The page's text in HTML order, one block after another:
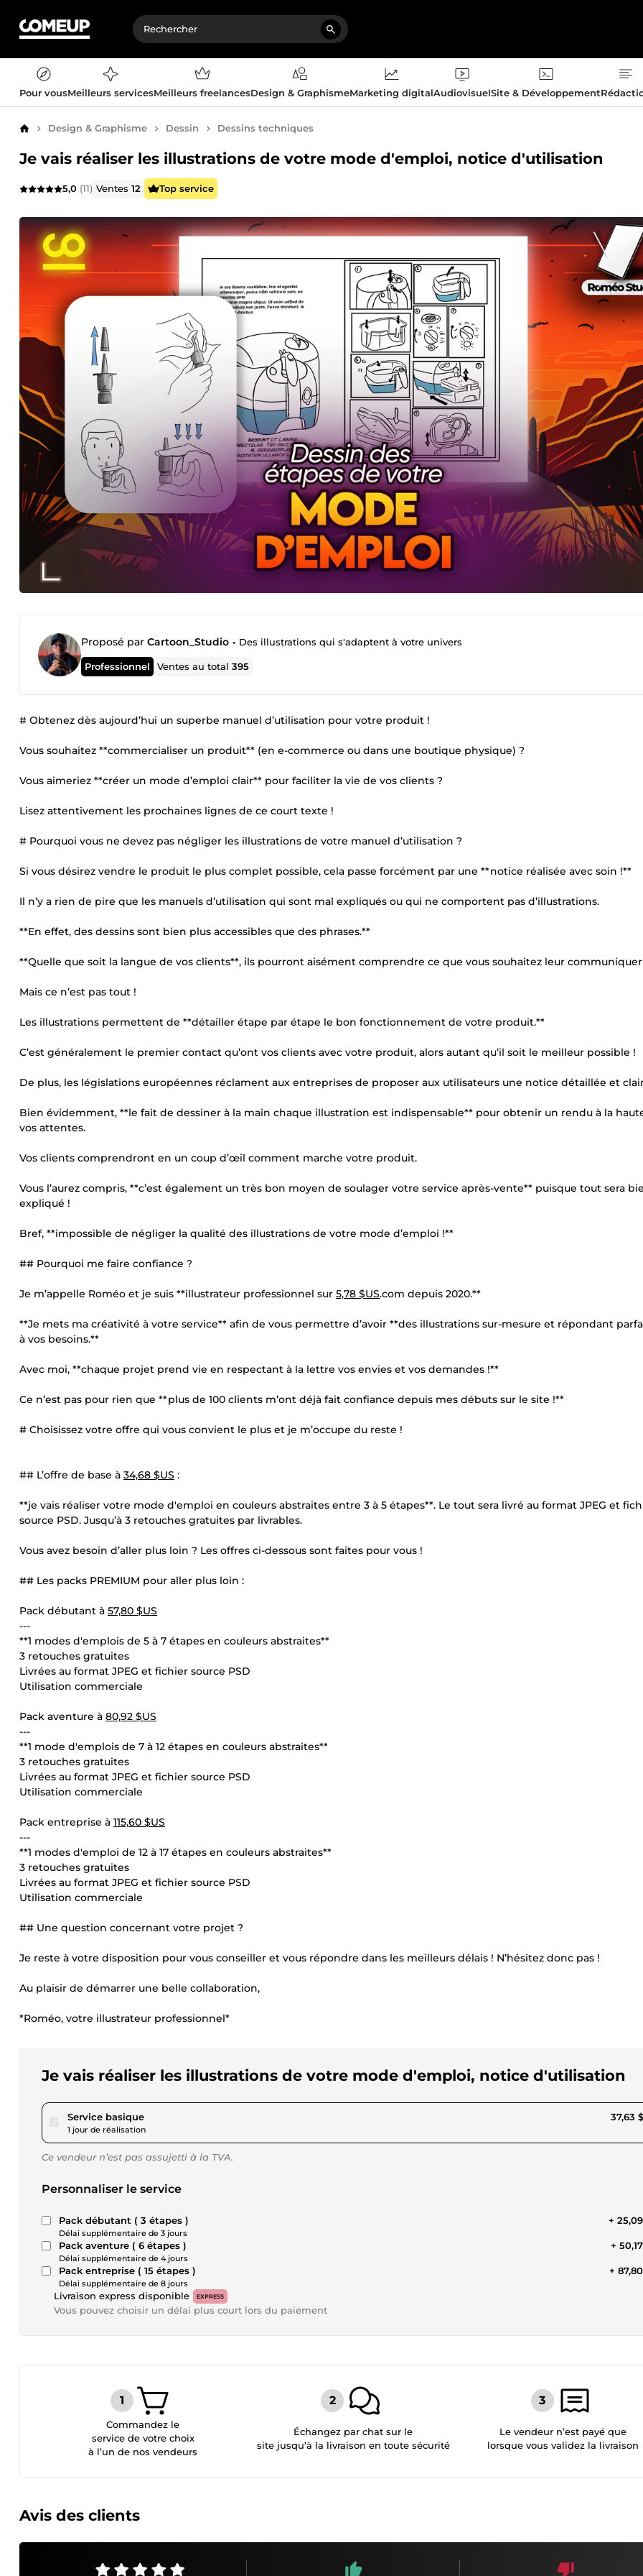
Pour vousMeilleurs servicesMeilleurs freelancesDesign & GraphismeMarketing digitalAudiovisuelSite & Développement
AccueilDesign & Graphisme Dessin Dessins techniques
Je vais réaliser les illustrations de votre mode d'emploi, notice d'utilisation
5,0 (11) Ventes12 Top service
Proposé par Cartoon_Studio • Des illustrations qui s'adaptent à votre univers
Professionnel Ventes au total395
# Obtenez dès aujourd’hui un superbe manuel d’utilisation pour votre produit !
Vous souhaitez **commercialiser un produit** (en e-commerce ou dans une boutique physique) ?
Vous aimeriez **créer un mode d’emploi clair** pour faciliter la vie de vos clients ?
Lisez attentivement les prochaines lignes de ce court texte !
# Pourquoi vous ne devez pas négliger les illustrations de votre manuel d’utilisation ?
Si vous désirez vendre le produit le plus complet possible, cela passe forcément par une **notice réalisée avec soin !**
Il n’y a rien de pire que les manuels d’utilisation qui sont mal expliqués ou qui ne comportent pas d’illustrations.
**En effet, des dessins sont bien plus accessibles que des phrases.**
**Quelle que soit la langue de vos clients**, ils pourront aisément comprendre ce que vous souhaitez leur
Mais ce n’est pas tout !
Les illustrations permettent de **détailler étape par étape le bon fonctionnement de votre produit.**
C’est généralement le premier contact qu’ont vos clients avec votre produit, alors autant qu’il soit le meilleur possible !
De plus, les législations européennes réclament aux entreprises de proposer aux utilisateurs une notice détaillée et
Bien évidemment, **le fait de dessiner à la main chaque illustration est indispensable** pour obtenir un rendu à la
vos attentes.
Vos clients comprendront en un coup d’œil comment marche votre produit.
Vous l’aurez compris, **c’est également un très bon moyen de soulager votre service après-vente** puisque tout sera
expliqué !
Bref, **impossible de négliger la qualité des illustrations de votre mode d’emploi !**
## Pourquoi me faire confiance ?
Je m’appelle Roméo et je suis **illustrateur professionnel sur 5,78 $US.com depuis 2020.**
**Je mets ma créativité à votre service** afin de vous permettre d’avoir **des illustrations sur-mesure et répondant
à vos besoins.**
Avec moi, **chaque projet prend vie en respectant à la lettre vos envies et vos demandes !**
Ce n’est pas pour rien que **plus de 100 clients m’ont déjà fait confiance depuis mes débuts sur le site !**
# Choisissez votre offre qui vous convient le plus et je m’occupe du reste !
## L’offre de base à 34,68 $US :
**je vais réaliser votre mode d'emploi en couleurs abstraites entre 3 à 5 étapes**. Le tout sera livré au format JPEG et
source PSD. Jusqu’à 3 retouches gratuites par livrables.
Vous avez besoin d’aller plus loin ? Les offres ci-dessous sont faites pour vous !
## Les packs PREMIUM pour aller plus loin :
Pack débutant à 57,80 $US
---
**1 modes d'emplois de 5 à 7 étapes en couleurs abstraites**
3 retouches gratuites
Livrées au format JPEG et fichier source PSD
Utilisation commerciale
Pack aventure à 80,92 $US
---
**1 mode d'emplois de 7 à 12 étapes en couleurs abstraites**
3 retouches gratuites
Livrées au format JPEG et fichier source PSD
Utilisation commerciale
Pack entreprise à 115,60 $US
---
**1 modes d'emploi de 12 à 17 étapes en couleurs abstraites**
3 retouches gratuites
Livrées au format JPEG et fichier source PSD
Utilisation commerciale
## Une question concernant votre projet ?
Je reste à votre disposition pour vous conseiller et vous répondre dans les meilleurs délais ! N’hésitez donc pas !
Au plaisir de démarrer une belle collaboration,
*Roméo, votre illustrateur professionnel*
Je vais réaliser les illustrations de votre mode d'emploi, notice d'utilisation
Service basiquepour 34,68 $US
1 jour de réalisation
37,63
Ce vendeur n’est pas assujetti à la TVA.
Personnaliser le service
Pack débutant ( 3 étapes )
Délai supplémentaire de 3 jours
+
Pack aventure ( 6 étapes )
Délai supplémentaire de 4 jours
+
Pack entreprise ( 15 étapes )
Délai supplémentaire de 8 jours
+
Livraison express disponible EXPRESS
Vous pouvez choisir un délai plus court lors du paiement
Commandez le
service de votre choix
à l’un de nos vendeurs
Échangez par chat sur le
site jusqu’à la livraison en toute sécurité
Le vendeur n’est payé que
lorsque vous validez la livraison
Avis des clients